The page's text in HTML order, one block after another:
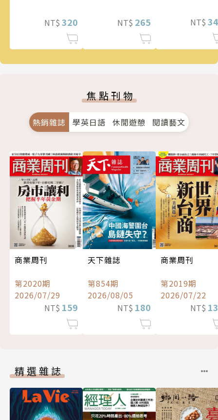
NT$ 320 NT$ 265 NT$
焦點刊物
熱銷雜誌 學英日語 休閒遊憩 閱讀藝文
商業周刊
第2020期
2026/07/29
NT$ 159
天下雜誌
第854期
2026/08/05
NT$ 180
商業周刊
第2019期
2026/07/22
NT$
精選雜誌